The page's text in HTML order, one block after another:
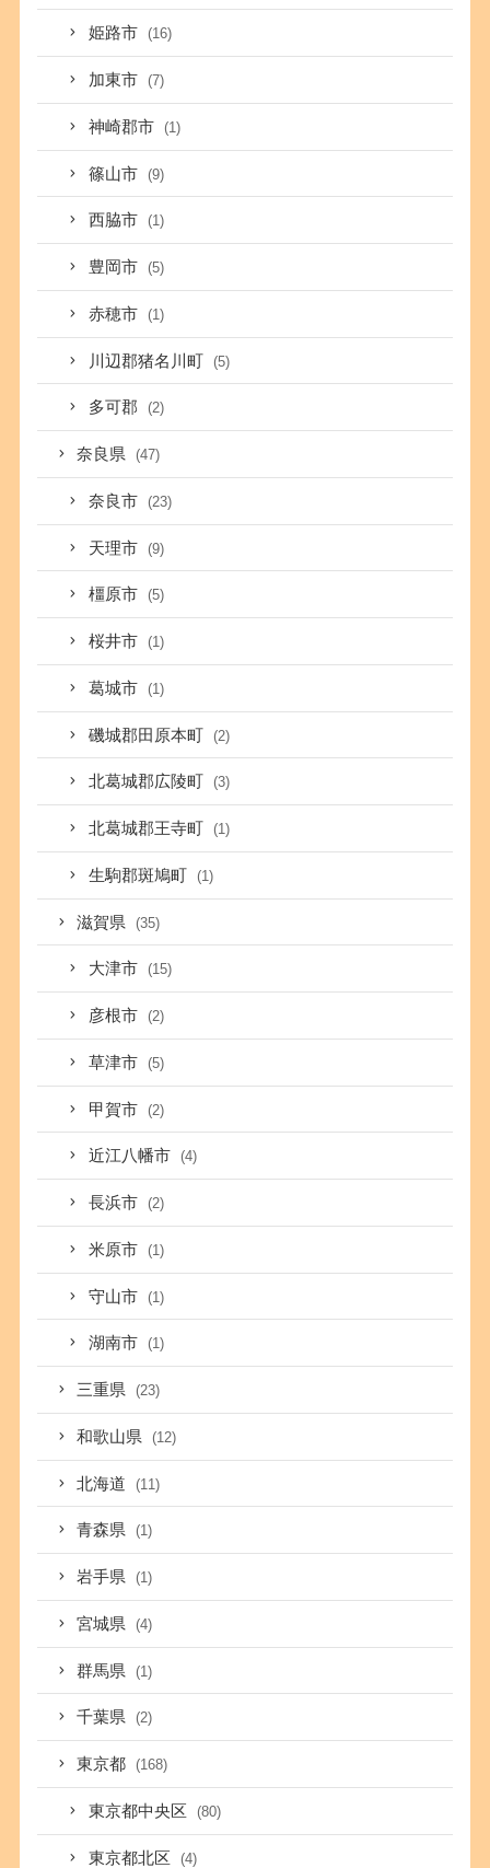
姫路市 (16)
加東市 (7)
神崎郡市 (1)
篠山市 (9)
西脇市 (1)
豊岡市 (5)
赤穂市 (1)
川辺郡猪名川町 (5)
多可郡 (2)
奈良県 (47)
奈良市 (23)
天理市 (9)
橿原市 (5)
桜井市 (1)
葛城市 (1)
磯城郡田原本町 (2)
北葛城郡広陵町 (3)
北葛城郡王寺町 (1)
生駒郡斑鳩町 (1)
滋賀県 (35)
大津市 (15)
彦根市 (2)
草津市 (5)
甲賀市 (2)
近江八幡市 (4)
長浜市 (2)
米原市 (1)
守山市 (1)
湖南市 (1)
三重県 (23)
和歌山県 (12)
北海道 (11)
青森県 (1)
岩手県 (1)
宮城県 (4)
群馬県 (1)
千葉県 (2)
東京都 (168)
東京都中央区 (80)
東京都北区 (4)